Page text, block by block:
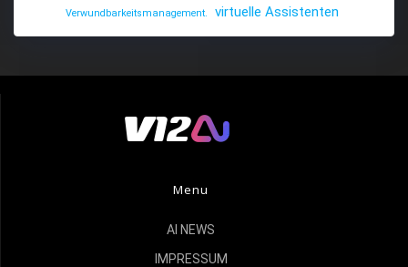
Verwundbarkeitsmanagement.
virtuelle Assistenten
Menu
AI NEWS
IMPRESSUM